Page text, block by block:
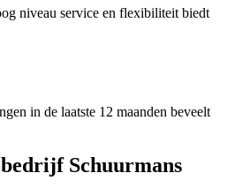
niveau service en flexibiliteit biedt
in de laatste 12 maanden beveelt
Schuurmans